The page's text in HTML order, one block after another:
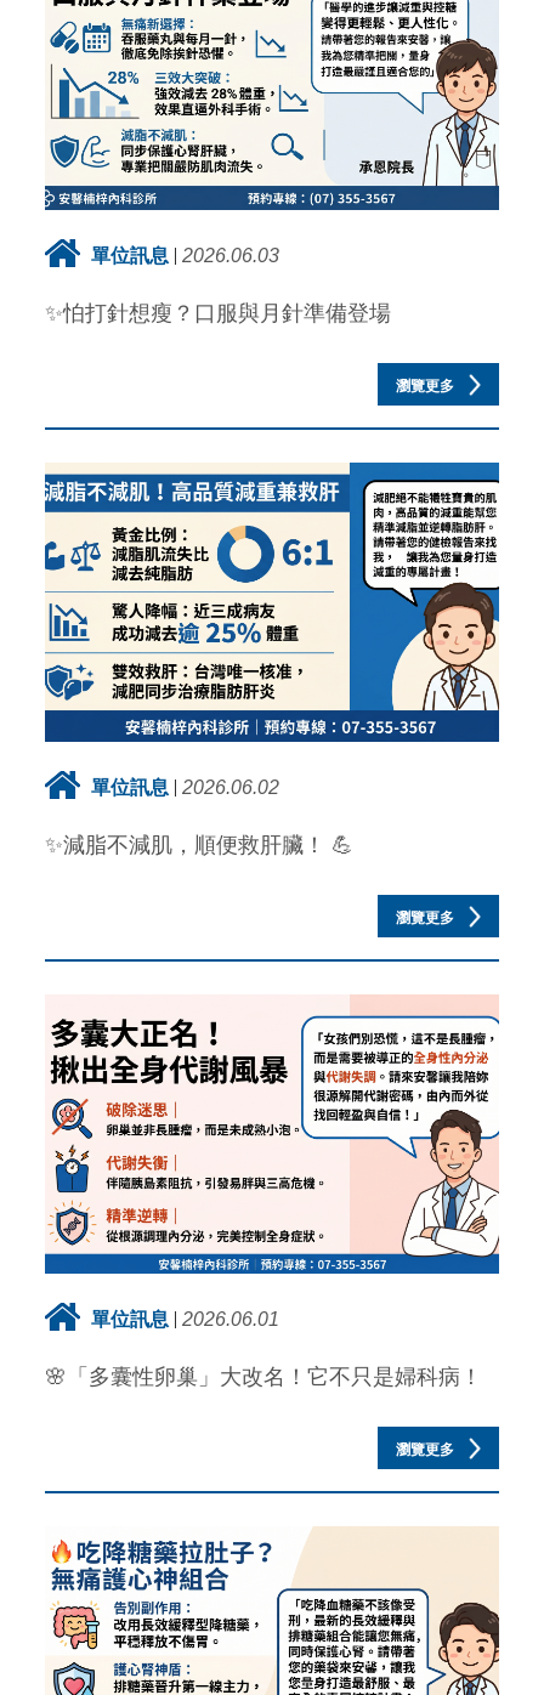
單位訊息 2026.06.03
✨怕打針想瘦？口服與月針準備登場
瀏覽更多
單位訊息 2026.06.02
✨減脂不減肌，順便救肝臟！ 💪
瀏覽更多
單位訊息 2026.06.01
🌸「多囊性卵巢」大改名！它不只是婦科病！
瀏覽更多